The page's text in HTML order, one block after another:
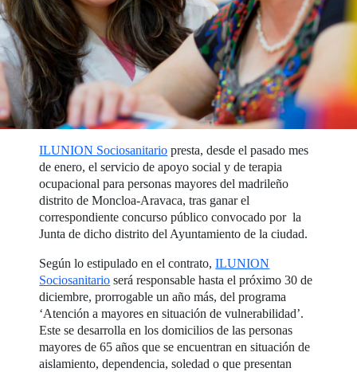
ILUNION Sociosanitario presta, desde el pasado mes
de enero, el servicio de apoyo social y de terapia
ocupacional para personas mayores del madrileño
distrito de Moncloa-Aravaca, tras ganar el
correspondiente concurso público convocado por la
Junta de dicho distrito del Ayuntamiento de la ciudad.
Según lo estipulado en el contrato,ILUNION
Sociosanitario será responsable hasta el próximo 30 de
diciembre, prorrogable un año más, del programa
‘Atención a mayores en situación de vulnerabilidad’.
Este se desarrolla en los domicilios de las personas
mayores de 65 años que se encuentran en situación de
aislamiento, dependencia, soledad o que presentan